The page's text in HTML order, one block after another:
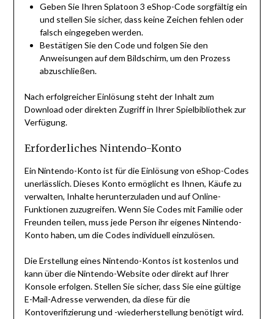
Geben Sie Ihren Splatoon 3 eShop-Code sorgfältig ein
und stellen Sie sicher, dass keine Zeichen fehlen oder
falsch eingegeben werden.
Bestätigen Sie den Code und folgen Sie den
Anweisungen auf dem Bildschirm, um den Prozess
abzuschließen.
Nach erfolgreicher Einlösung steht der Inhalt zum
Download oder direkten Zugriff in Ihrer Spielbibliothek zur
Verfügung.
Erforderliches Nintendo-Konto
Ein Nintendo-Konto ist für die Einlösung von eShop-Codes
unerlässlich. Dieses Konto ermöglicht es Ihnen, Käufe zu
verwalten, Inhalte herunterzuladen und auf Online-
Funktionen zuzugreifen. Wenn Sie Codes mit Familie oder
Freunden teilen, muss jede Person ihr eigenes Nintendo-
Konto haben, um die Codes individuell einzulösen.
Die Erstellung eines Nintendo-Kontos ist kostenlos und
kann über die Nintendo-Website oder direkt auf Ihrer
Konsole erfolgen. Stellen Sie sicher, dass Sie eine gültige
E-Mail-Adresse verwenden, da diese für die
Kontoverifizierung und -wiederherstellung benötigt wird.